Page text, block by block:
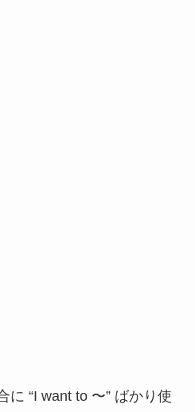
に “I want to 〜” ばかり使